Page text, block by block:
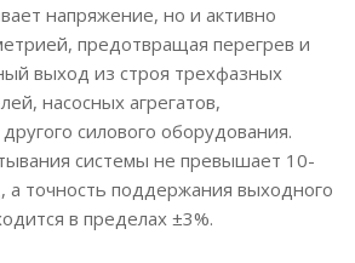
напряжение, но и активно
предотвращая перегрев и
выход из строя трехфазных
насосных агрегатов,
силового оборудования.
системы не превышает 10-
а точность поддержания выходного
в пределах ±3%.